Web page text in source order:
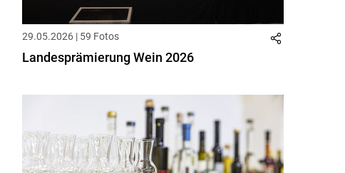
29.05.2026 | 59 Fotos
Landesprämierung Wein 2026